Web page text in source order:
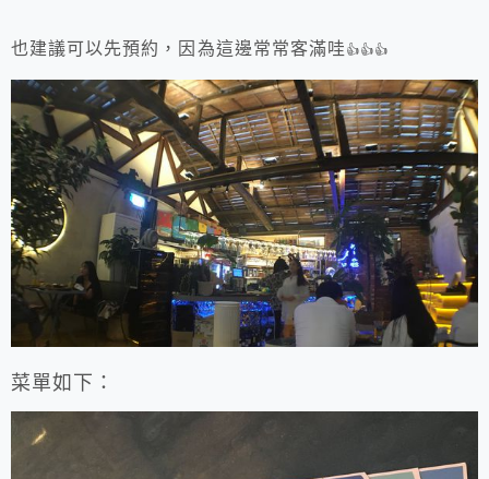
也建議可以先預約，因為這邊常常客滿哇 👍👍👍
菜單如下：